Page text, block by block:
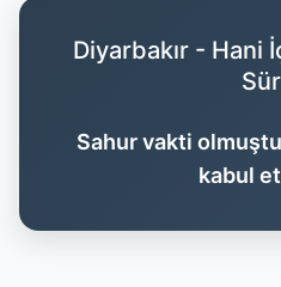
Diyarbakır - Hani
Sahur vakti
kabul